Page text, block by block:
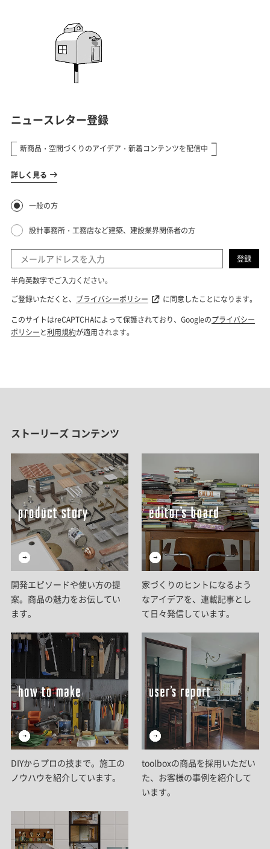
ストーリーズ コンテンツ
開発エピソードや使い方の提
案。商品の魅力をお伝してい
ます。
家づくりのヒントになるよう
なアイデアを、連載記事とし
て日々発信しています。
DIYからプロの技まで。施工の
ノウハウを紹介しています。
toolboxの商品を採用いただい
た、お客様の事例を紹介して
います。